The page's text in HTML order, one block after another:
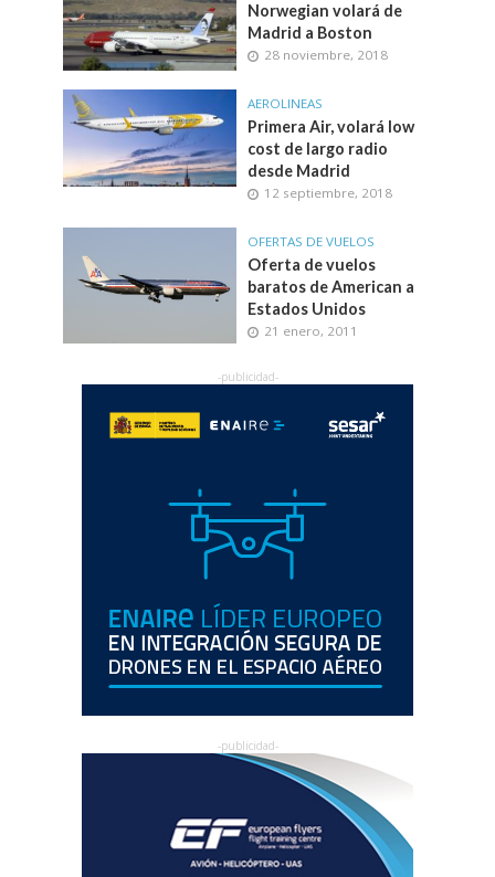
Norwegian volará de
Madrid a Boston
28 noviembre, 2018
AEROLINEAS
Primera Air, volará low
cost de largo radio
desde Madrid
12 septiembre, 2018
OFERTAS DE VUELOS
Oferta de vuelos
baratos de American a
Estados Unidos
21 enero, 2011